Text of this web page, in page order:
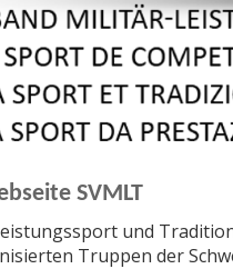
SVMLT
und
Truppen der